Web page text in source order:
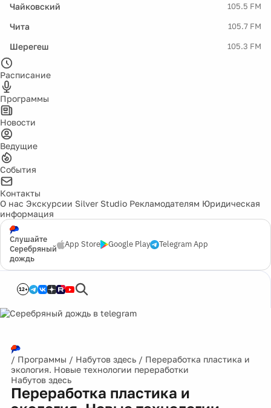
Чайковский 105.5 FM
Чита 105.7 FM
Шерегеш 105.3 FM
Расписание
Программы
Новости
Ведущие
События
Контакты
О нас Экскурсии Silver Studio Рекламодателям Юридическая
информация
Слушайте
Серебряный
дождь
App Store Google Play Telegram App
12+
/ Программы / Набутов здесь / Переработка пластика и
экология. Новые технологии переработки
Набутов здесь
Переработка пластика и